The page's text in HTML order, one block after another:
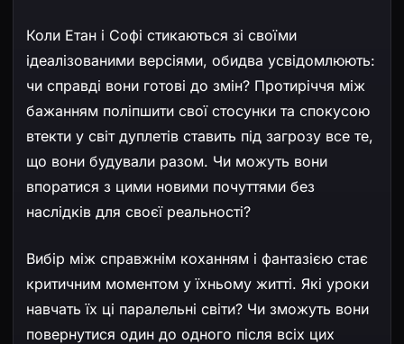
Коли Етан і Софі стикаються зі своїми
ідеалізованими версіями, обидва усвідомлюють:
чи справді вони готові до змін? Протиріччя між
бажанням поліпшити свої стосунки та спокусою
втекти у світ дуплетів ставить під загрозу все те,
що вони будували разом. Чи можуть вони
впоратися з цими новими почуттями без
наслідків для своєї реальності?
Вибір між справжнім коханням і фантазією стає
критичним моментом у їхньому житті. Які уроки
навчать їх ці паралельні світи? Чи зможуть вони
повернутися один до одного після всіх цих